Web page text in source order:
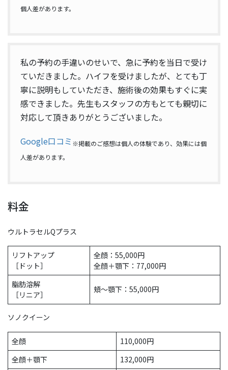
個人差があります。
私の予約の手違いのせいで、急に予約を当日で受け
ていだきました。ハイフを受けましたが、とても丁
寧に説明もしていただき、施術後の効果もすぐに実
感できました。先生もスタッフの方もとても親切に
対応して頂きありがとうございました。
Google口コミ ※掲載のご感想は個人の体験であり、効果には個
人差があります。
料金
ウルトラセルQプラス
リフトアップ
［ドット］
全顔：55,000円
全顔＋顎下：77,000円
脂肪溶解
［リニア］
頬～顎下：55,000円
ソノクイーン
全顔
110,000円
全顔＋顎下
132,000円